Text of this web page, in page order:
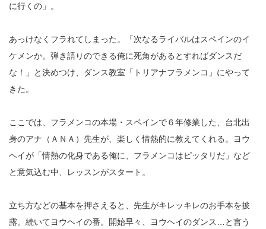
に行くの」。
あっけなくフラれてしまった。「次なるライバルはスペインのイ
ケメンか。弾き語りのできる俺に死角があるとすればダンスだ
な！」と決めつけ、ダンス教室「トリアナフラメンコ」にやって
きた。
ここでは、フラメンコの本場・スペインで６年修業した、台北出
身のアナ（ＡＮＡ）先生が、楽しく情熱的に教えてくれる。ヨウ
ヘイが「情熱の化身である俺に、フラメンコはピッタリだ」など
と意気込む中、レッスンがスタート。
立ち方などの基本を押さえると、先生がキレッキレのお手本を披
露。続いてヨウヘイの番。開始早々、ヨウヘイのダンス…と言う